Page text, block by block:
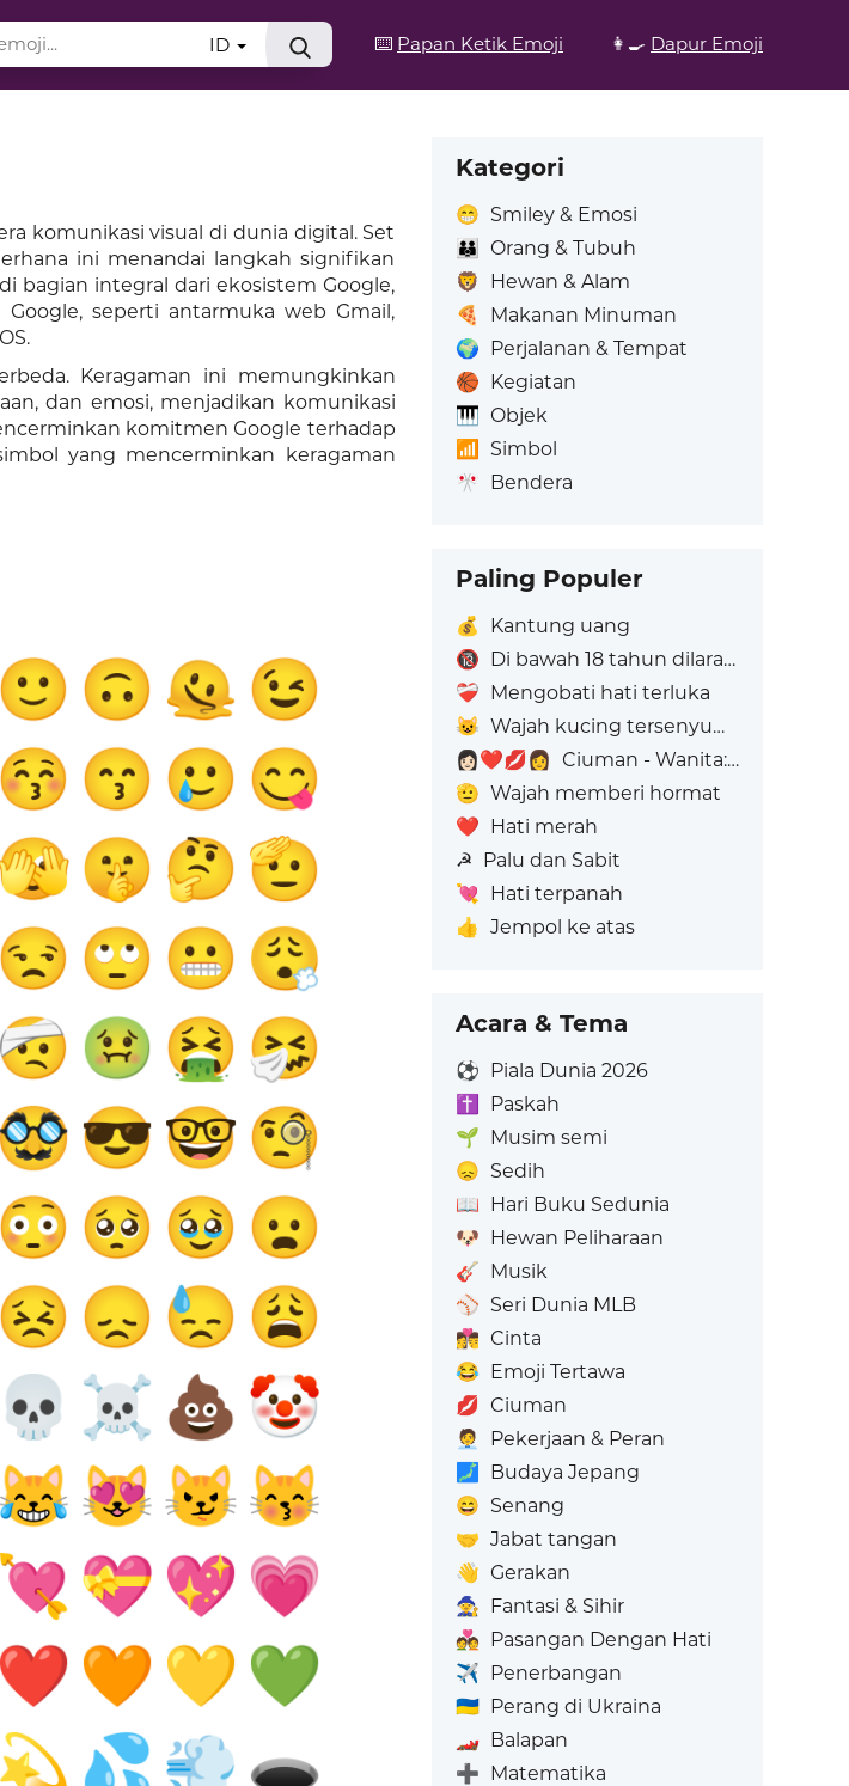
⌨️ Papan Ketik Emoji 👩‍🍳 Dapur Emoji
ID
komunikasi visual di dunia digital. Set
ini menandai langkah signifikan
bagian integral dari ekosistem Google,
seperti antarmuka web Gmail,
Keragaman ini memungkinkan
dan emosi, menjadikan komunikasi
komitmen Google terhadap
yang mencerminkan keragaman
Kategori
😁 Smiley & Emosi
👪
Orang & Tubuh
🦁
Hewan & Alam
🍕
Makanan Minuman
🌍 Perjalanan & Tempat
🏀 Kegiatan
🎹 Objek
📶
Simbol
🎌 Bendera
Paling Populer
💰
Kantung uang
🔞 Di bawah 18 tahun dilarang
❤️‍🩹 Mengobati hati terluka
😺 Wajah kucing tersenyum lebar
👩🏻‍❤️‍💋‍👩 Ciuman - Wanita: Warna Kulit Cerah, Wanita: Tanpa Warna Kulit
🫡 Wajah memberi hormat
❤️ Hati merah
☭ Palu dan Sabit
💘 Hati terpanah
👍 Jempol ke atas
Acara & Tema
⚽ Piala Dunia 2026
✝️
Paskah
🌱 Musim semi
😞 Sedih
📖 Hari Buku Sedunia
🐶 Hewan Peliharaan
🎸 Musik
⚾ Seri Dunia MLB
👩‍❤️‍💋‍👨 Cinta
😂 Emoji Tertawa
💋 Ciuman
🧑‍💼
Pekerjaan & Peran
🗾
Budaya Jepang
😄 Senang
🤝 Jabat tangan
👋 Gerakan
🧙 Fantasi & Sihir
💑 Pasangan Dengan Hati
✈️ Penerbangan
🇺🇦 Perang di Ukraina
🏎️ Balapan
➕ Matematika